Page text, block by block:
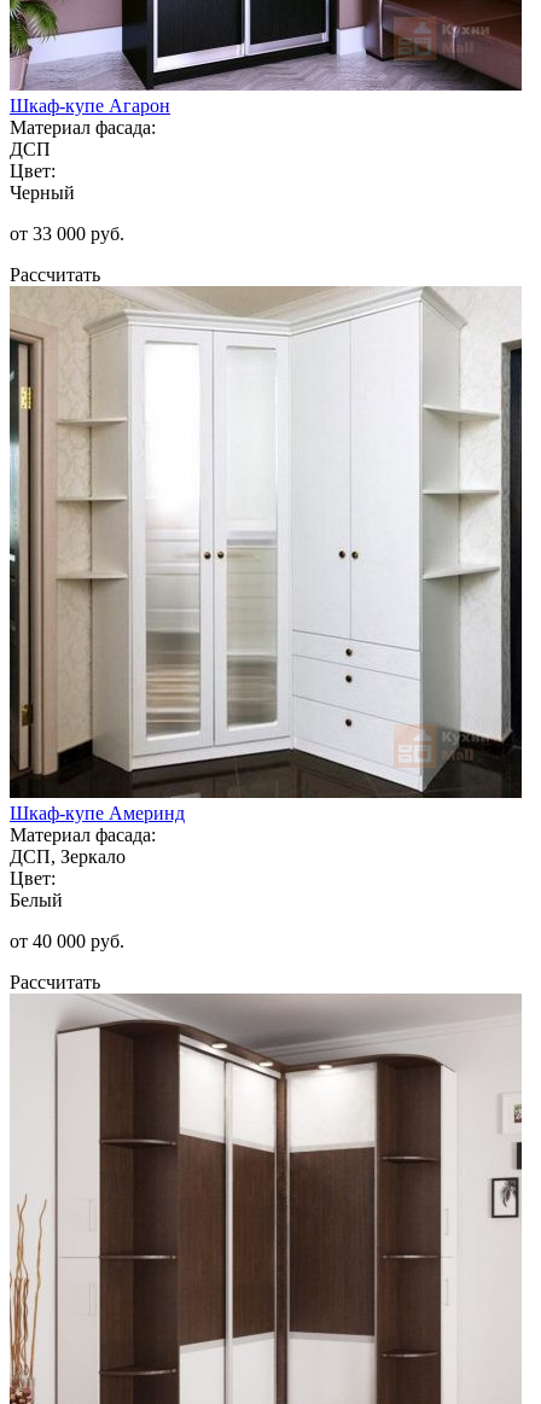
Шкаф-купе Агарон
Материал фасада:
ДСП
Цвет:
Черный
от 33 000 руб.
Рассчитать
Шкаф-купе Америнд
Материал фасада:
ДСП, Зеркало
Цвет:
Белый
от 40 000 руб.
Рассчитать